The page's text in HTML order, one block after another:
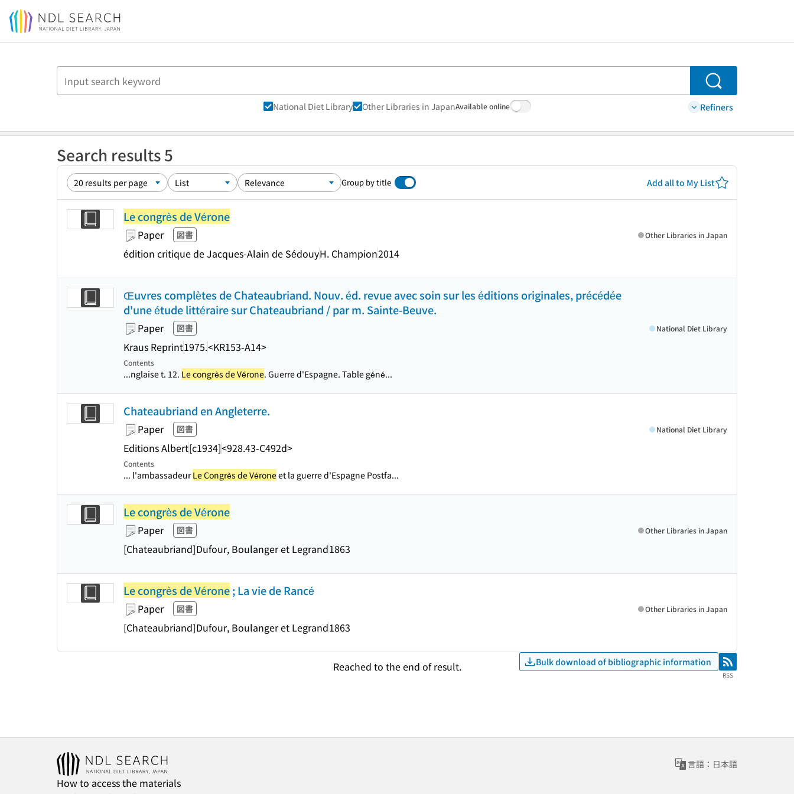
Jump to main content
Search
National Diet Library Other Libraries in JapanAvailable online Refiners
Search results 5
Group by title Add all to My List
Le congrès de Vérone
Paper 図書
édition critique de Jacques-Alain de SédouyH. Champion2014
Other Libraries in Japan
Œuvres complètes de Chateaubriand. Nouv. éd. revue avec soin sur les éditions originales, précédée
d'une étude littéraire sur Chateaubriand / par m. Sainte-Beuve.
Paper 図書
Kraus Reprint1975.<KR153-A14>
National Diet Library
Contents
...nglaise t. 12. Le congrès de Vérone. Guerre d'Espagne. Table géné...
Chateaubriand en Angleterre.
Paper 図書
Editions Albert[c1934]<928.43-C492d>
National Diet Library
Contents
... l'ambassadeurLe Congrès de Véroneet la guerre d'Espagne Postfa...
Le congrès de Vérone
Paper 図書
[Chateaubriand]Dufour, Boulanger et Legrand1863
Other Libraries in Japan
Le congrès de Vérone; La vie de Rancé
Paper 図書
[Chateaubriand]Dufour, Boulanger et Legrand1863
Other Libraries in Japan
Reached to the end of result. Bulk download of bibliographic information RSS
RSS
言語：日本語
How to access the materials